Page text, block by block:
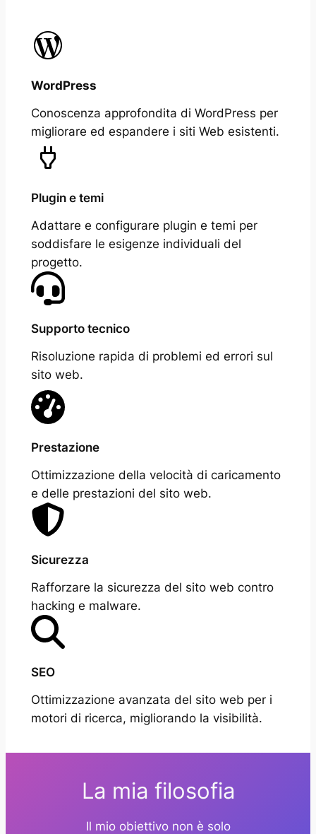
WordPress
Conoscenza approfondita di WordPress per
migliorare ed espandere i siti Web esistenti.
Plugin e temi
Adattare e configurare plugin e temi per
soddisfare le esigenze individuali del
progetto.
Supporto tecnico
Risoluzione rapida di problemi ed errori sul
sito web.
Prestazione
Ottimizzazione della velocità di caricamento
e delle prestazioni del sito web.
Sicurezza
Rafforzare la sicurezza del sito web contro
hacking e malware.
SEO
Ottimizzazione avanzata del sito web per i
motori di ricerca, migliorando la visibilità.
La mia filosofia
Il mio obiettivo non è solo